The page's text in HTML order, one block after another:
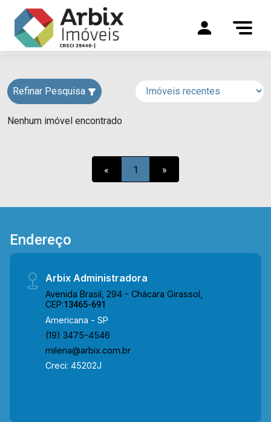
Refinar Pesquisa
Nenhum imóvel encontrado
« 1 »
Endereço
Arbix Administradora
Avenida Brasil, 294 - Chácara Girassol,
CEP:13465-691
Americana - SP
(19) 3475-4546
milena@arbix.com.br
Creci: 45202J